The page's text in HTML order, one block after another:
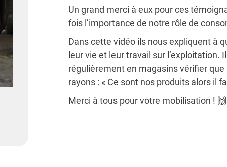
Un grand merci à eux pour ces
fois l’importance de notre rôle de
Dans cette vidéo ils nous expliquent à
leur vie et leur travail sur l’exploitation.
régulièrement en magasins vérifier
rayons : « Ce sont nos produits alors il
Merci à tous pour votre mobilisation ! 🙌